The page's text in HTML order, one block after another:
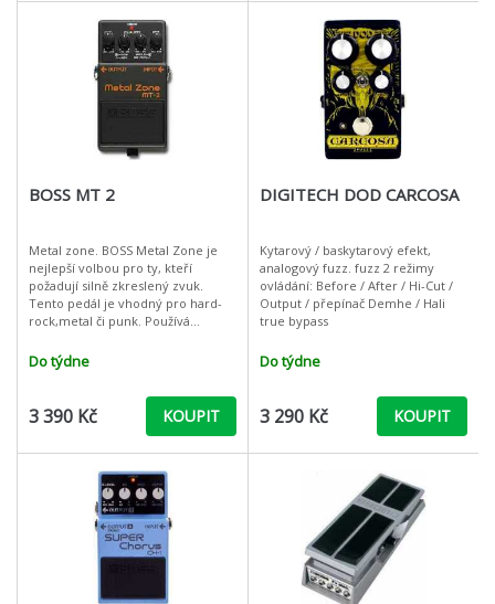
BOSS MT 2
Metal zone. BOSS Metal Zone je
nejlepší volbou pro ty, kteří
požadují silně zkreslený zvuk.
Tento pedál je vhodný pro hard-
rock,metal či punk. Používá
hutnou elektronkovou intenzivní
Do týdne
3 390 Kč KOUPIT
DIGITECH DOD CARCOSA
Kytarový / baskytarový efekt,
analogový fuzz. fuzz 2 režimy
ovládání: Before / After / Hi-Cut /
Output / přepínač Demhe / Hali
true bypass
Do týdne
3 290 Kč KOUPIT